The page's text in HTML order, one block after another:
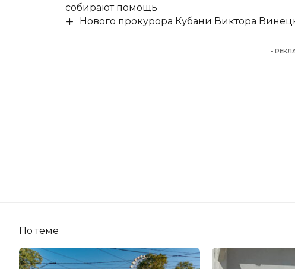
собирают помощь
Нового прокурора Кубани Виктора
-
По теме